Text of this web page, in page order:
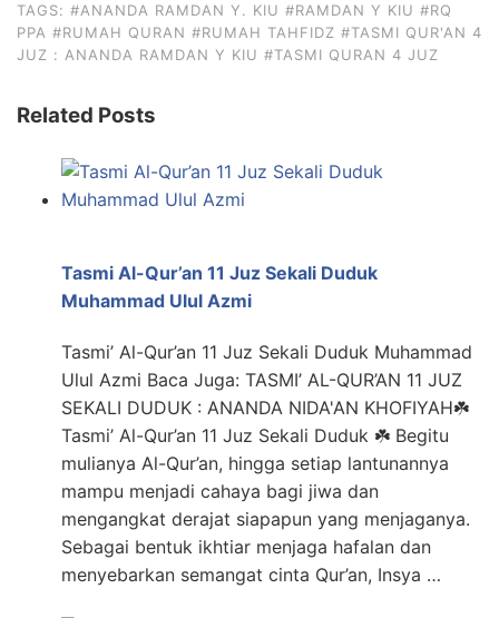
TAGS: #ANANDA RAMDAN Y. KIU #RAMDAN Y KIU #RQ
PPA #RUMAH QURAN #RUMAH TAHFIDZ #TASMI QUR'AN 4
JUZ : ANANDA RAMDAN Y KIU #TASMI QURAN 4 JUZ
Related Posts
Tasmi Al-Qur’an 11 Juz Sekali Duduk
Muhammad Ulul Azmi
Tasmi’ Al-Qur’an 11 Juz Sekali Duduk Muhammad
Ulul Azmi Baca Juga: TASMI’ AL-QUR’AN 11 JUZ
SEKALI DUDUK : ANANDA NIDA'AN KHOFIYAH☘️
Tasmi’ Al-Qur’an 11 Juz Sekali Duduk ☘️ Begitu
mulianya Al-Qur’an, hingga setiap lantunannya
mampu menjadi cahaya bagi jiwa dan
mengangkat derajat siapapun yang menjaganya.
Sebagai bentuk ikhtiar menjaga hafalan dan
menyebarkan semangat cinta Qur’an, Insya …